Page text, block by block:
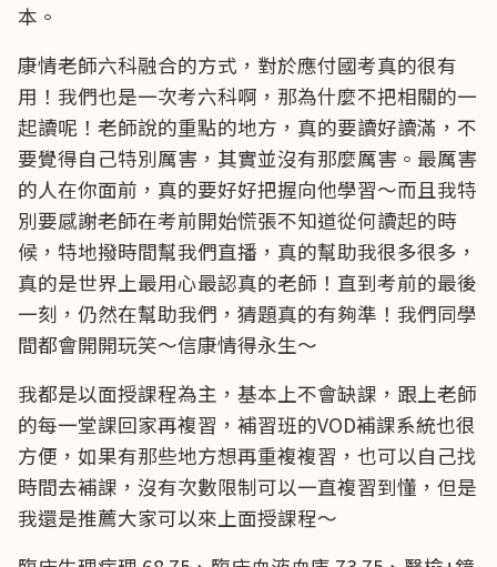
本。
康情老師六科融合的方式，對於應付國考真的很有
用！我們也是一次考六科啊，那為什麼不把相關的一
起讀呢！老師說的重點的地方，真的要讀好讀滿，不
要覺得自己特別厲害，其實並沒有那麼厲害。最厲害
的人在你面前，真的要好好把握向他學習～而且我特
別要感謝老師在考前開始慌張不知道從何讀起的時
候，特地撥時間幫我們直播，真的幫助我很多很多，
真的是世界上最用心最認真的老師！直到考前的最後
一刻，仍然在幫助我們，猜題真的有夠準！我們同學
間都會開開玩笑～信康情得永生～
我都是以面授課程為主，基本上不會缺課，跟上老師
的每一堂課回家再複習，補習班的VOD補課系統也很
方便，如果有那些地方想再重複複習，也可以自己找
時間去補課，沒有次數限制可以一直複習到懂，但是
我還是推薦大家可以來上面授課程～